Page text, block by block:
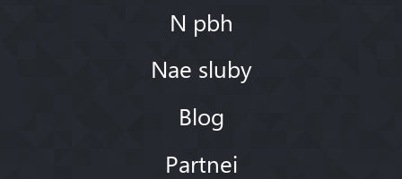
N pbh
Nae sluby
Blog
Partnei